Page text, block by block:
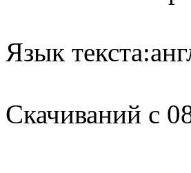
Язык текста:
Cкачиваний с